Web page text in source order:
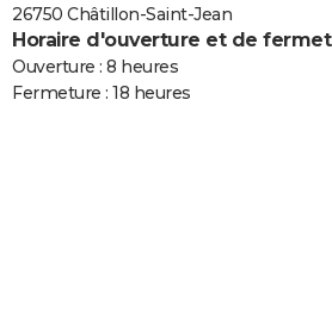
26750 Châtillon-Saint-Jean
Horaire d'ouverture et de
Ouverture : 8 heures
Fermeture : 18 heures